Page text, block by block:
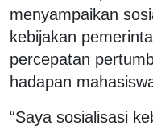
menyampaikan
kebijakan
percepatan
hadapan
“Saya sosialisasi